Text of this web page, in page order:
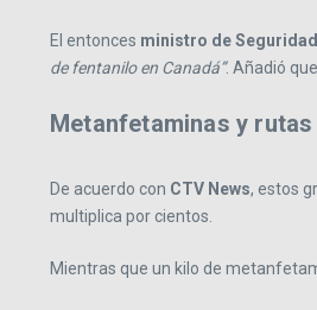
El entonces ministro de
de fentanilo en Canadá”. Añadió
Metanfetaminas y
De acuerdo con CTV News, estos
multiplica por cientos.
Mientras que un kilo de